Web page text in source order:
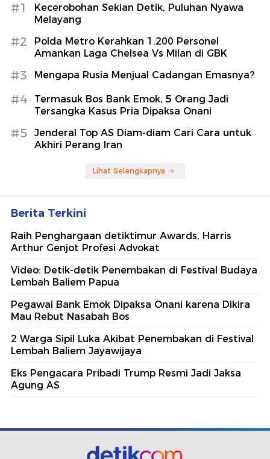
#1
Kecerobohan Sekian Detik, Puluhan Nyawa
Melayang
#2
Polda Metro Kerahkan 1.200 Personel
Amankan Laga Chelsea Vs Milan di GBK
#3 Mengapa Rusia Menjual Cadangan Emasnya?
#4
Termasuk Bos Bank Emok, 5 Orang Jadi
Tersangka Kasus Pria Dipaksa Onani
#5
Jenderal Top AS Diam-diam Cari Cara untuk
Akhiri Perang Iran
Lihat Selengkapnya
Berita Terkini
Raih Penghargaan detiktimur Awards, Harris
Arthur Genjot Profesi Advokat
Video: Detik-detik Penembakan di Festival Budaya
Lembah Baliem Papua
Pegawai Bank Emok Dipaksa Onani karena Dikira
Mau Rebut Nasabah Bos
2 Warga Sipil Luka Akibat Penembakan di Festival
Lembah Baliem Jayawijaya
Eks Pengacara Pribadi Trump Resmi Jadi Jaksa
Agung AS